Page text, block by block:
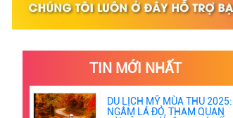
TIN MỚI NHẤT
DU LỊCH MỸ MÙA THU 2025:
NGẮM LÁ ĐỎ, THAM QUAN